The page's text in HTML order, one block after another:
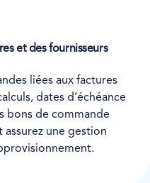
et des fournisseurs
liées aux factures
dates d’échéance
bons de commande
une gestion